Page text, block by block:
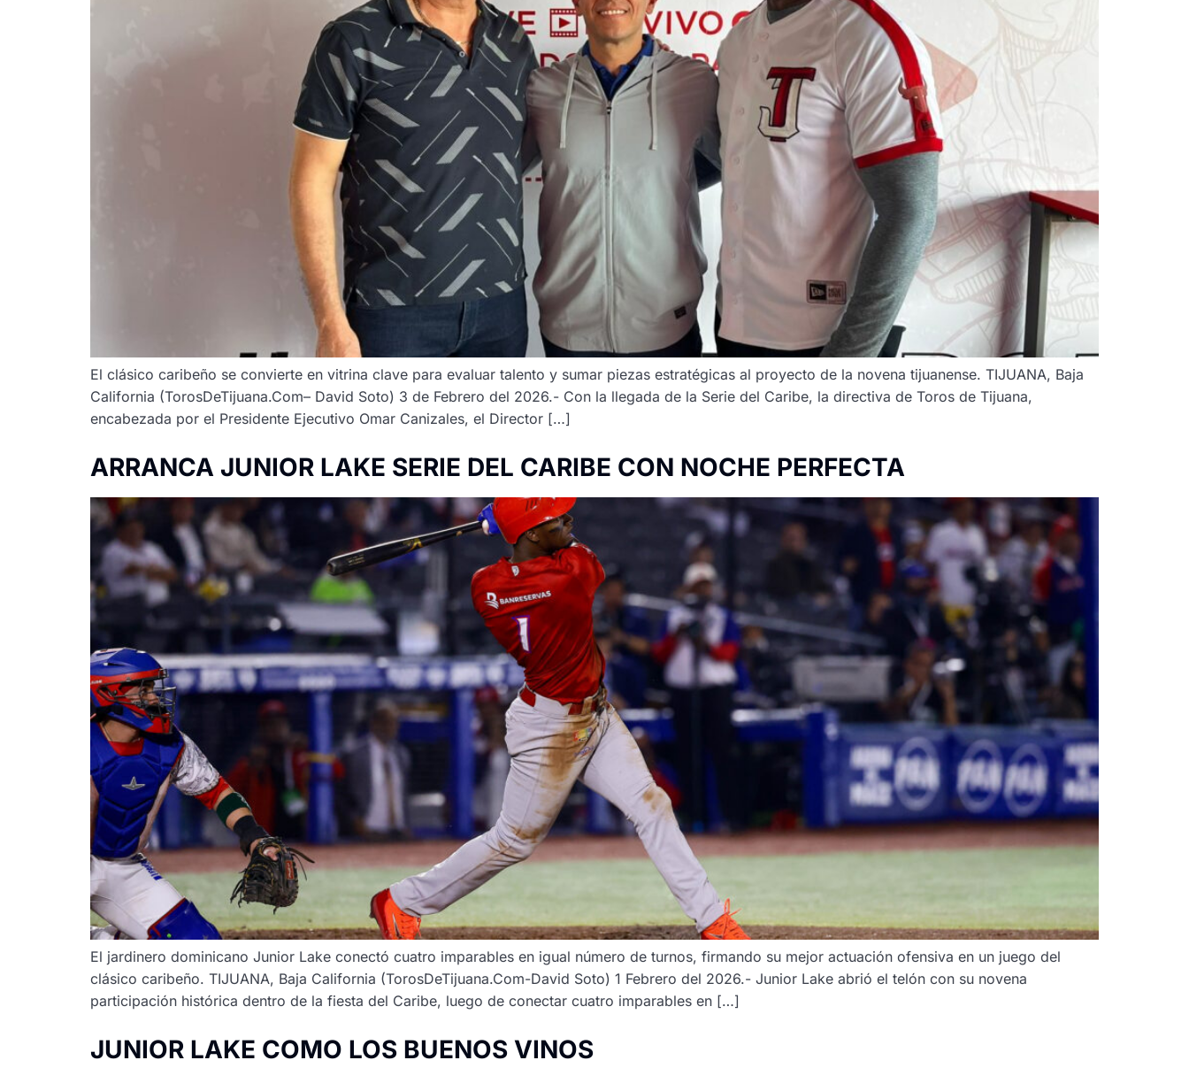
El clásico caribeño se convierte en vitrina clave para evaluar talento y sumar piezas estratégicas al proyecto de la novena tijuanense. TIJUANA, Baja
California (TorosDeTijuana.Com– David Soto) 3 de Febrero del 2026.- Con la llegada de la Serie del Caribe, la directiva de Toros de Tijuana,
encabezada por el Presidente Ejecutivo Omar Canizales, el Director […]
ARRANCA JUNIOR LAKE SERIE DEL CARIBE CON NOCHE PERFECTA
El jardinero dominicano Junior Lake conectó cuatro imparables en igual número de turnos, firmando su mejor actuación ofensiva en un juego del
clásico caribeño. TIJUANA, Baja California (TorosDeTijuana.Com-David Soto) 1 Febrero del 2026.- Junior Lake abrió el telón con su novena
participación histórica dentro de la fiesta del Caribe, luego de conectar cuatro imparables en […]
JUNIOR LAKE COMO LOS BUENOS VINOS